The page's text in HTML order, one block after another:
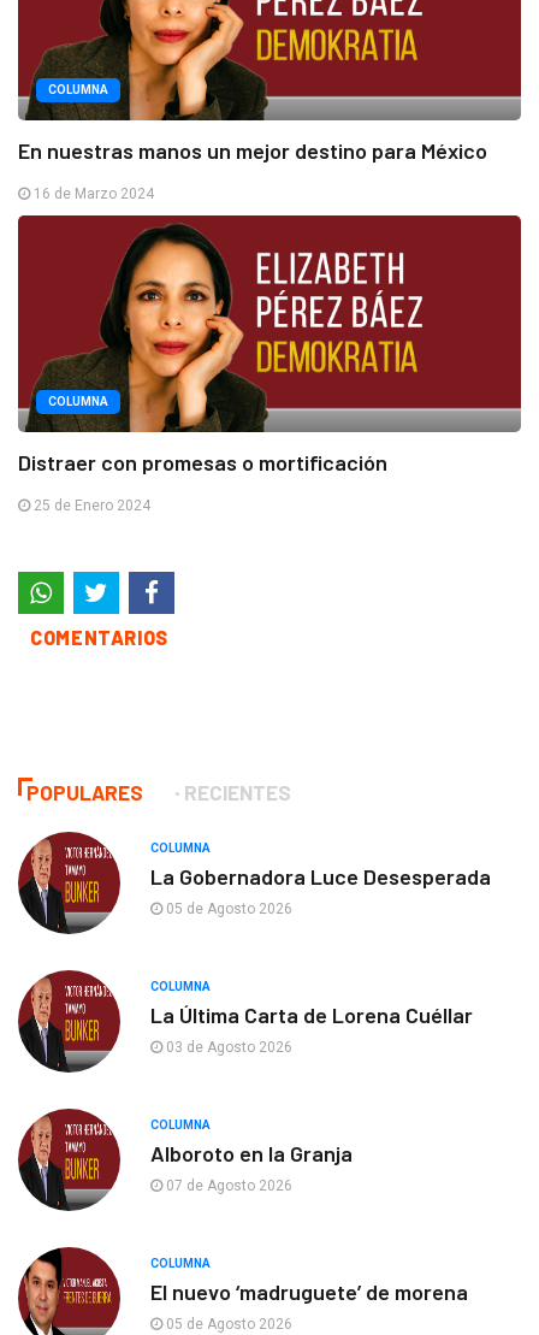
COLUMNA
En nuestras manos un mejor destino para México
16 de Marzo 2024
COLUMNA
Distraer con promesas o mortificación
25 de Enero 2024
COMENTARIOS
POPULARES RECIENTES
COLUMNA
La Gobernadora Luce Desesperada
05 de Agosto 2026
COLUMNA
La Última Carta de Lorena Cuéllar
03 de Agosto 2026
COLUMNA
Alboroto en la Granja
07 de Agosto 2026
COLUMNA
El nuevo ‘madruguete’ de morena
05 de Agosto 2026